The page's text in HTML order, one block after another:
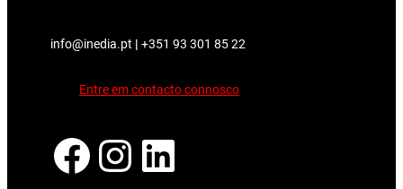
info@inedia.pt | +351 93 301 85 22
Entre em contacto connosco
Facebook Instagram LinkedIn